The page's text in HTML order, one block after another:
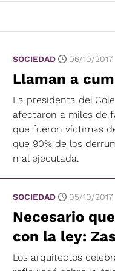
SOCIEDAD 06/10/2017
Llaman a
La presidenta del
afectaron a miles de
que fueron víctimas
que 90% de los
mal ejecutada.
SOCIEDAD 05/10/2017
Necesario
con la ley:
Los arquitectos